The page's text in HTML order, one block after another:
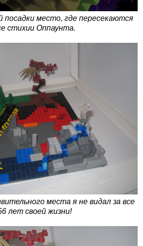
посадки место, где пересекаются
стихии Оппаунта.
места я не видал за все
лет своей жизни!